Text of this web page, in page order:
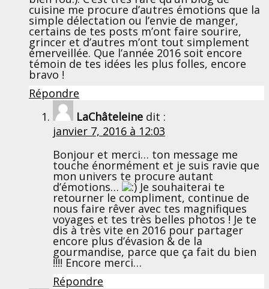
cuisine me procure d’autres émotions que la
simple délectation ou l’envie de manger,
certains de tes posts m’ont faire sourire,
grincer et d’autres m’ont tout simplement
émerveillée. Que l’année 2016 soit encore
témoin de tes idées les plus folles, encore
bravo !
Répondre
LaChâteleine dit :
janvier 7, 2016 à 12:03
Bonjour et merci… ton message me
touche énormément et je suis ravie que
mon univers te procure autant
d’émotions… Je souhaiterai te
retourner le compliment, continue de
nous faire rêver avec tes magnifiques
voyages et tes très belles photos ! Je te
dis à très vite en 2016 pour partager
encore plus d’évasion & de la
gourmandise, parce que ça fait du bien
!!!! Encore merci…
Répondre